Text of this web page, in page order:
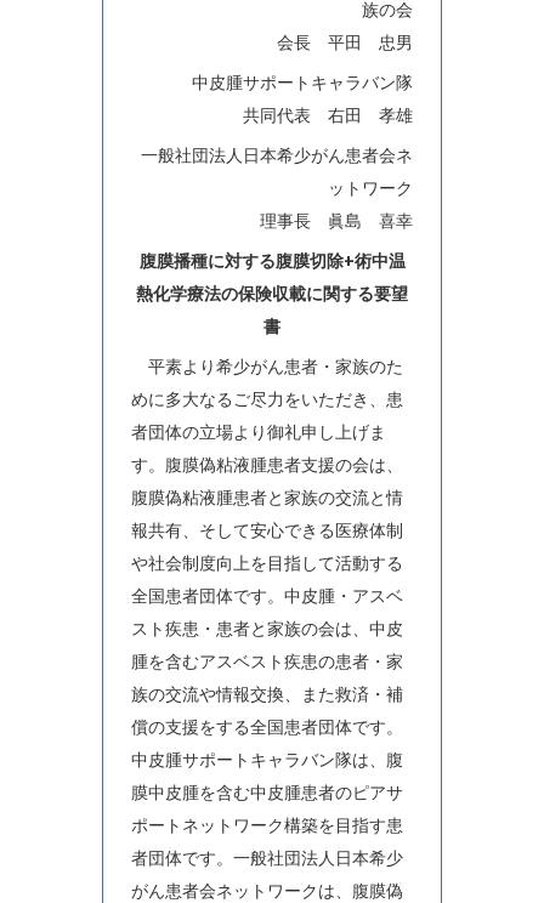
族の会
会長 平田 忠男
中皮腫サポートキャラバン隊
共同代表 右田 孝雄
一般社団法人日本希少がん患者会ネ
ットワーク
理事長 眞島 喜幸
腹膜播種に対する腹膜切除+術中温
熱化学療法の保険収載に関する要望
書
平素より希少がん患者・家族のた
めに多大なるご尽力をいただき、患
者団体の立場より御礼申し上げま
す。腹膜偽粘液腫患者支援の会は、
腹膜偽粘液腫患者と家族の交流と情
報共有、そして安心できる医療体制
や社会制度向上を目指して活動する
全国患者団体です。中皮腫・アスベ
スト疾患・患者と家族の会は、中皮
腫を含むアスベスト疾患の患者・家
族の交流や情報交換、また救済・補
償の支援をする全国患者団体です。
中皮腫サポートキャラバン隊は、腹
膜中皮腫を含む中皮腫患者のピアサ
ポートネットワーク構築を目指す患
者団体です。一般社団法人日本希少
がん患者会ネットワークは、腹膜偽